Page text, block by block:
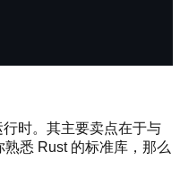
时。其主要卖点在于与
悉 Rust 的标准库，那么